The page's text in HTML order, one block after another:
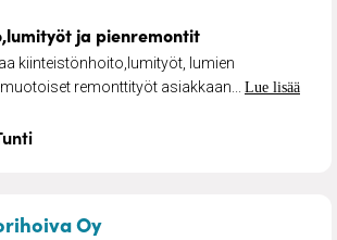
ja pienremontit
kiinteistönhoito,lumityöt, lumien
remonttityöt asiakkaan... Lue lisää
Oy– Omaishoitajan sijaistus